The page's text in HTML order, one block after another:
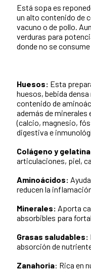
Está sopa es
un alto contenido de
vacuno o de pollo.
verduras para
donde no se
Huesos: Esta
huesos, bebida
contenido de
además de minerales
(calcio, magnesio,
digestiva e
Colágeno y
articulaciones, piel,
Aminoácidos:
reducen la
Minerales: Aporta
absorbibles para
Grasas saludables:
absorción de
Zanahoria: Rica en